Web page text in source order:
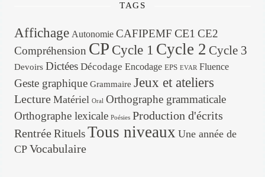
TAGS
Affichage Autonomie CAFIPEMF CE1 CE2
Compréhension CP Cycle 1 Cycle 2 Cycle 3
Devoirs Dictées Décodage Encodage EPS EVAR Fluence
Geste graphique Grammaire Jeux et ateliers
Lecture Matériel Oral Orthographe grammaticale
Orthographe lexicale Poésies Production d'écrits
RentréeRituelsTous niveaux Une année de
CP Vocabulaire